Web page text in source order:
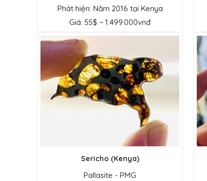
Phát hiện: Năm 2016 tại Kenya
Giá: 55$ ~ 1.499.000vnđ
Sericho (Kenya)
Pallasite - PMG